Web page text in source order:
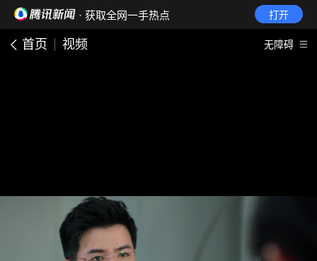
· 获取全网一手热点 打开
首页 视频 无障碍